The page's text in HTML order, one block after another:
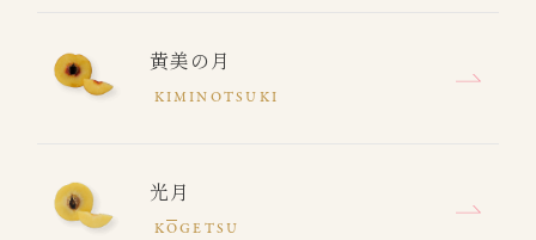
黄美の月
KIMINOTSUKI
光月
KOGETSU